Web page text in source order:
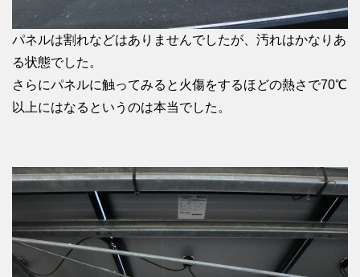
パネルは割れなどはありませんでしたが、汚れはかなりあ
る状態でした。
さらにパネルに触ってみると火傷をするほどの熱さで70℃
以上にはなるというのは本当でした。